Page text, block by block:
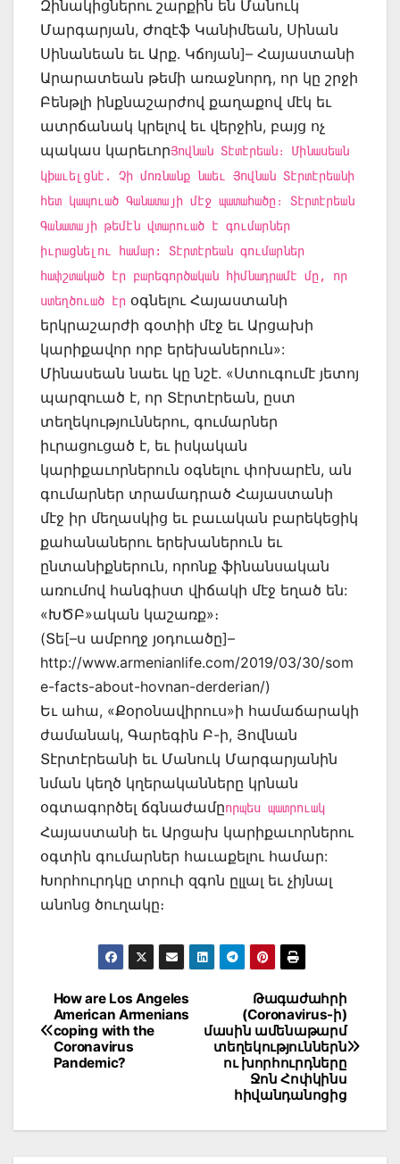
Զինակիցներու շարքին են Մանուկ
Մարգարյան, Ժոզէֆ Կանիմեան, Սինան
Սինանեան եւ Արք. Կճոյան]– Հայաստանի
Արարատեան թեմի առաջնորդ, որ կը շրջի
Բենթլի ինքնաշարժով քաղաքով մէկ եւ
ատրճանակ կրելով եւ վերջին, բայց ոչ
պակաս կարեւորՅովնան Տէտէրեան։ Մինասեան
կþաւելցնէ. Չի մոռնանք նաեւ Յովնան Տէրտէրեանի
հետ կապուած Գանատայի մէջ պատահածը։ Տէրտէրեան
Գանատայի թեմէն վտարուած է գումարներ
իւրացնելու համար: Տէրտէրեան գումարներ
հափշտակած էր բարեգործական հիմնադրամէ մը, որ
ստեղծուած էր օգնելու Հայաստանի
երկրաշարժի գօտիի մէջ եւ Արցախի
կարիքավոր որբ երեխաներուն»:
Մինասեան նաեւ կը նշէ. «Ստուգումէ յետոյ
պարզուած է, որ Տէրտէրեան, ըստ
տեղեկություններու, գումարներ
իւրացուցած է, եւ իսկական
կարիքաւորներուն օգնելու փոխարէն, ան
գումարներ տրամադրած Հայաստանի
մէջ իր մեղասկից եւ բաւական բարեկեցիկ
քահանաներու երեխաներուն եւ
ընտանիքներուն, որոնք ֆինանսական
առումով հանգիստ վիճակի մէջ եղած են:
«ԽԾԲ»ական կաշառք»։
(Տե[–ս ամբողջ յօդուածը]–
http://www.armenianlife.com/2019/03/30/som
e-facts-about-hovnan-derderian/)
Եւ ահա, «Քօրօնավիրուս»ի համաճարակի
ժամանակ, Գարեգին Բ-ի, Յովնան
Տէրտէրեանի եւ Մանուկ Մարգարյանին
նման կեղծ կղերականները կրնան
օգտագործել ճգնաժամըորպես պատրուակ
Հայաստանի եւ Արցախ կարիքաւորներու
օգտին գումարներ հաւաքելու համար:
Խորհուրդկը տրուի զգոն ըլլալ եւ չիյնալ
անոնց ծուղակը։
Post
navigation
Թագաժահրի
(Coronavirus-ի)
մասին ամենաթարմ
տեղեկություններն
ու խորհուրդները
Ջոն Հոփկինս
հիվանդանոցից
How are Los Angeles
American Armenians
coping with the
Coronavirus
Pandemic?